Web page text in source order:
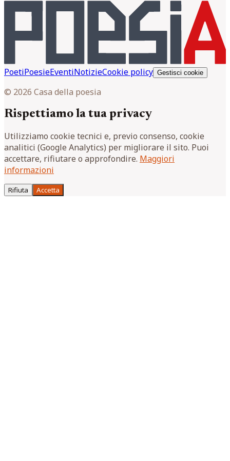
PoetiPoesieEventiNotizieCookie policy Gestisci cookie
© 2026 Casa della poesia
Rispettiamo la tua privacy
Utilizziamo cookie tecnici e, previo consenso, cookie
analitici (Google Analytics) per migliorare il sito. Puoi
accettare, rifiutare o approfondire. Maggiori
informazioni
Rifiuta Accetta